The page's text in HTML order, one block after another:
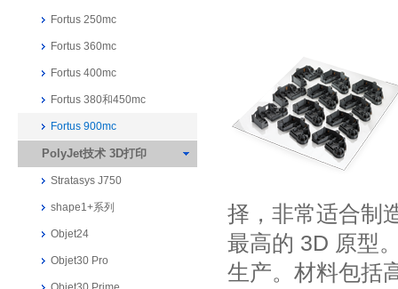
Fortus 250mc
Fortus 360mc
Fortus 400mc
Fortus 380和450mc
Fortus 900mc
PolyJet技术 3D打印
Stratasys J750
shape1+系列
Objet24
Objet30 Pro
择，非常适合制
最高的 3D 原型
生产。材料包括